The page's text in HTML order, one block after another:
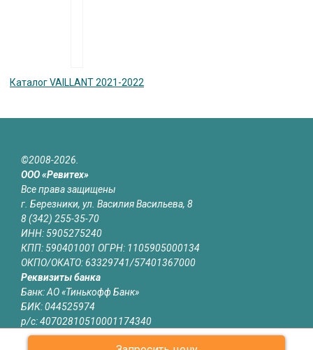
Каталог VAILLANT 2021-2022
©2008-2026.
ООО «Ревитех»
Все права защищены
г. Березники, ул. Василия Васильева, 8
8 (342) 255-35-70
ИНН: 5905275240
КПП: 590401001 ОГРН: 1105905000134
ОКПО/ОКАТО: 63329741/57401367000
Реквизиты банка
Банк: АО «Тинькофф Банк»
БИК: 044525974
р/с: 40702810510001174340
к/с: 30101810145250000974